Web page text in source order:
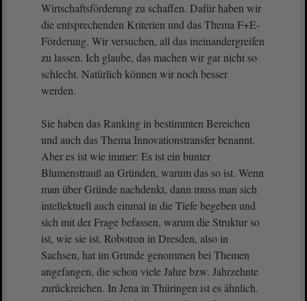
Wirtschaftsförderung zu schaffen. Dafür haben wir
die entsprechenden Kriterien und das Thema F+E-
Förderung. Wir versuchen, all das ineinandergreifen
zu lassen. Ich glaube, das machen wir gar nicht so
schlecht. Natürlich können wir noch besser
werden.
Sie haben das Ranking in bestimmten Bereichen
und auch das Thema Innovationstransfer benannt.
Aber es ist wie immer: Es ist ein bunter
Blumenstrauß an Gründen, warum das so ist. Wenn
man über Gründe nachdenkt, dann muss man sich
intellektuell auch einmal in die Tiefe begeben und
sich mit der Frage befassen, warum die Struktur so
ist, wie sie ist. Robotron in Dresden, also in
Sachsen, hat im Grunde genommen bei Themen
angefangen, die schon viele Jahre bzw. Jahrzehnte
zurückreichen. In Jena in Thüringen ist es ähnlich.